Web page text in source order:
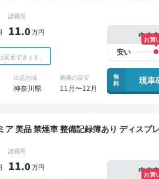
外アルミ 衝突軽減 両側電動スライドド
諸費用
11.0万円
変更できます。
出品地域
神奈川県
納期の目安
11月〜12月
中古
お買
無
料
現車
※ナビキ
キー ETC サンルーフ 電動バックドア バ
減 両側電動スライドドア 7人乗り
諸費用
11.0万円 中古
お買